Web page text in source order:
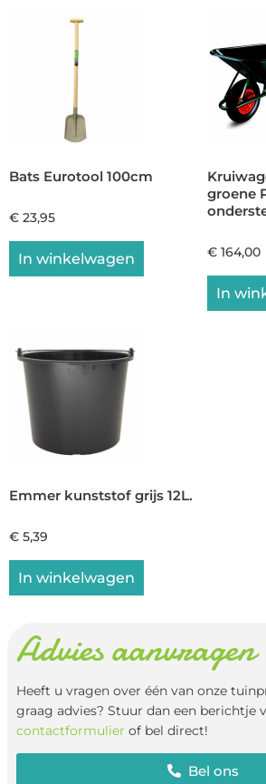
Bats Eurotool 100cm
€ 23,95
In winkelwagen
groene
€ 164,00
In
Emmer kunststof grijs 12L.
€ 5,39
In winkelwagen
Advies aanvragen
Heeft u vragen over één van onze
graag advies? Stuur dan een berichtje
contactformulier of bel direct!
Bel ons